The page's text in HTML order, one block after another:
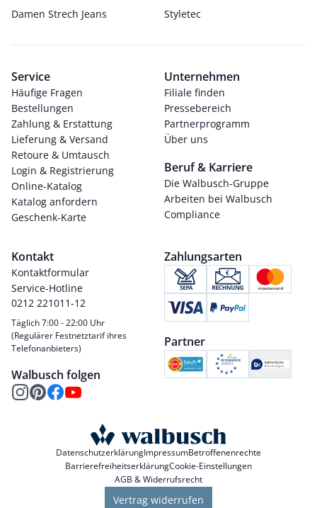
Damen Strech Jeans
Styletec
Service
Häufige Fragen
Bestellungen
Zahlung & Erstattung
Lieferung & Versand
Retoure & Umtausch
Login & Registrierung
Online-Katalog
Katalog anfordern
Geschenk-Karte
Unternehmen
Filiale finden
Pressebereich
Partnerprogramm
Über uns
Beruf & Karriere
Die Walbusch-Gruppe
Arbeiten bei Walbusch
Compliance
Kontakt
Kontaktformular
Service-Hotline
0212 221011-12
Täglich 7:00 - 22:00 Uhr
(Regulärer Festnetztarif ihres
Telefonanbieters)
Walbusch folgen
Zahlungsarten
Partner
DatenschutzerklärungImpressumBetroffenenrechte
BarrierefreiheitserklärungCookie-Einstellungen
AGB & Widerrufsrecht
Vertrag widerrufen